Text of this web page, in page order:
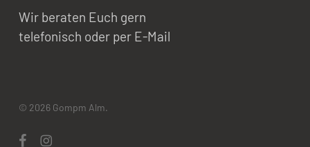
Wir beraten Euch gern
telefonisch oder per E-Mail
© 2026 Gompm Alm.
facebookinstagram